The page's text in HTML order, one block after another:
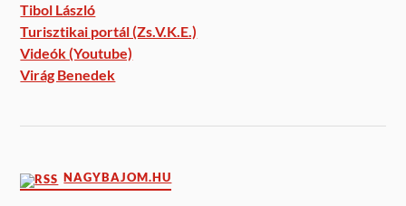
Tibol László
Turisztikai portál (Zs.V.K.E.)
Videók (Youtube)
Virág Benedek
NAGYBAJOM.HU